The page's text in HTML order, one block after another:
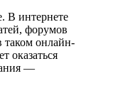
. В интернете
форумов
онлайн-
оказаться
—